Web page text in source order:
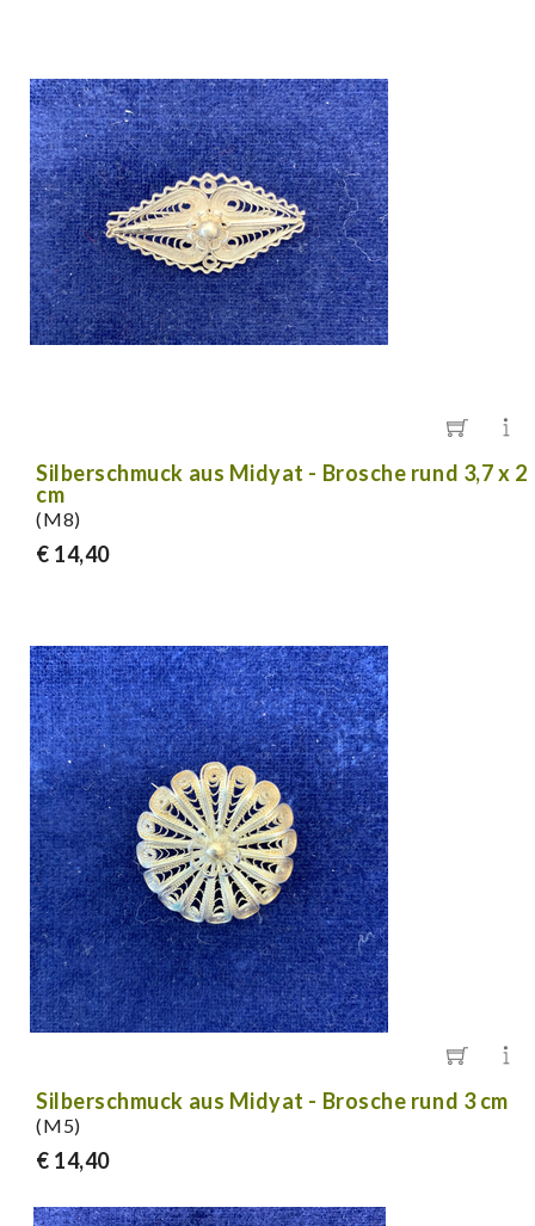
Silberschmuck aus Midyat - Brosche rund 3,7 x 2
cm
(M8)
€ 14,40
Silberschmuck aus Midyat - Brosche rund 3 cm
(M5)
€ 14,40